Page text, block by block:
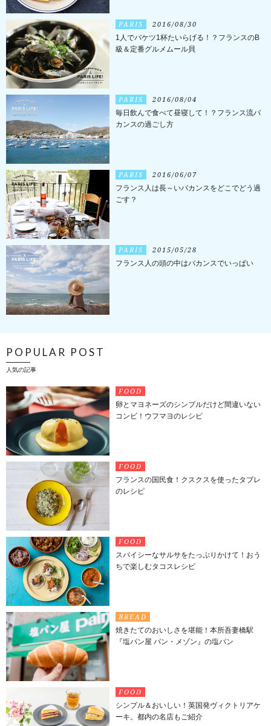
PARIS 2016/08/30
1人でバケツ1杯たいらげる！？フランスのB
級＆定番グルメムール貝
PARIS 2016/08/04
毎日飲んで食べて昼寝して！？フランス流バ
カンスの過ごし方
PARIS 2016/06/07
フランス人は長～いバカンスをどこでどう過
ごす？
PARIS 2015/05/28
フランス人の頭の中はバカンスでいっぱい
POPULAR POST
人気の記事
FOOD
卵とマヨネーズのシンプルだけど間違いない
コンビ！ウフマヨのレシピ
FOOD
フランスの国民食！クスクスを使ったタブレ
のレシピ
FOOD
スパイシーなサルサをたっぷりかけて！おう
ちで楽しむタコスレシピ
BREAD
焼きたてのおいしさを堪能！本所吾妻橋駅
『塩パン屋 パン・メゾン』の塩パン
FOOD
シンプル＆おいしい！英国発ヴィクトリアケ
ーキ。都内の名店もご紹介